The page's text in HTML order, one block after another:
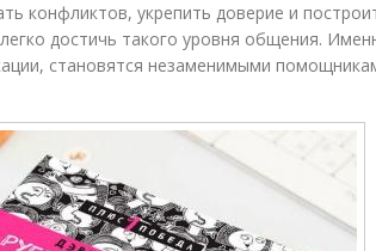
конфликтов, укрепить доверие и
достичь такого уровня общения.
становятся незаменимыми